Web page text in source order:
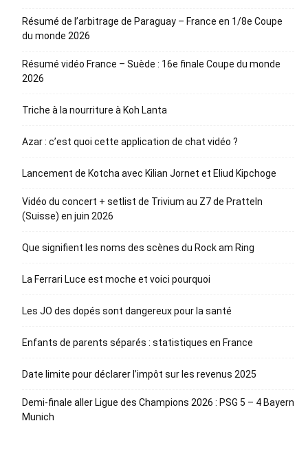
Résumé de l’arbitrage de Paraguay – France en 1/8e Coupe
du monde 2026
Résumé vidéo France – Suède : 16e finale Coupe du monde
2026
Triche à la nourriture à Koh Lanta
Azar : c’est quoi cette application de chat vidéo ?
Lancement de Kotcha avec Kilian Jornet et Eliud Kipchoge
Vidéo du concert + setlist de Trivium au Z7 de Pratteln
(Suisse) en juin 2026
Que signifient les noms des scènes du Rock am Ring
La Ferrari Luce est moche et voici pourquoi
Les JO des dopés sont dangereux pour la santé
Enfants de parents séparés : statistiques en France
Date limite pour déclarer l’impôt sur les revenus 2025
Demi-finale aller Ligue des Champions 2026 : PSG 5 – 4 Bayern
Munich